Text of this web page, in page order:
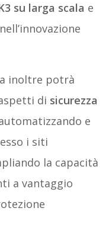
su larga scala e
inoltre potrà
di sicurezza
e
i siti
la capacità
a vantaggio